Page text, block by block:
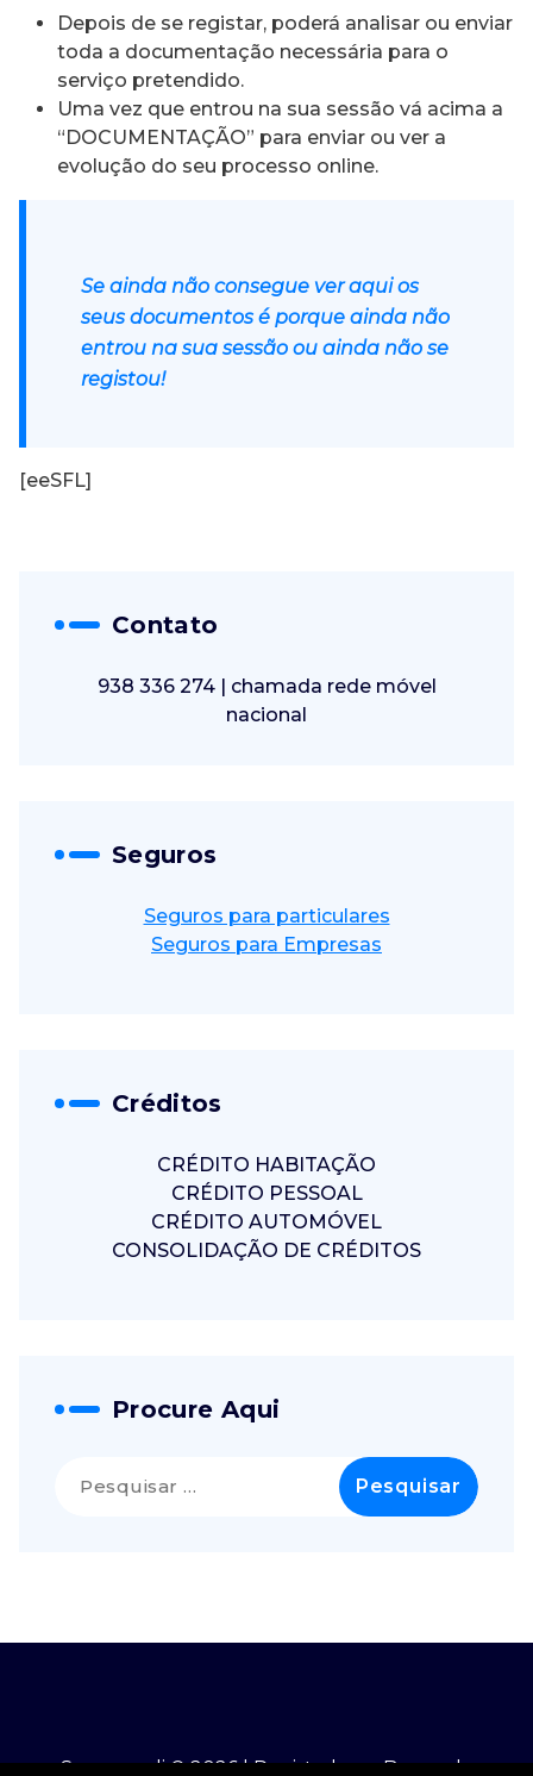
Depois de se registar, poderá analisar ou enviar
toda a documentação necessária para o
serviço pretendido.
Uma vez que entrou na sua sessão vá acima a
“DOCUMENTAÇÃO” para enviar ou ver a
evolução do seu processo online.
Se ainda não consegue ver aqui os
seus documentos é porque ainda não
entrou na sua sessão ou ainda não se
registou!
[eeSFL]
Contato
938 336 274 | chamada rede móvel
nacional
Seguros
Seguros para particulares
Seguros para Empresas
Créditos
CRÉDITO HABITAÇÃO
CRÉDITO PESSOAL
CRÉDITO AUTOMÓVEL
CONSOLIDAÇÃO DE CRÉDITOS
Procure Aqui
por:
Securcredi © 2026 | Registado no Banco de